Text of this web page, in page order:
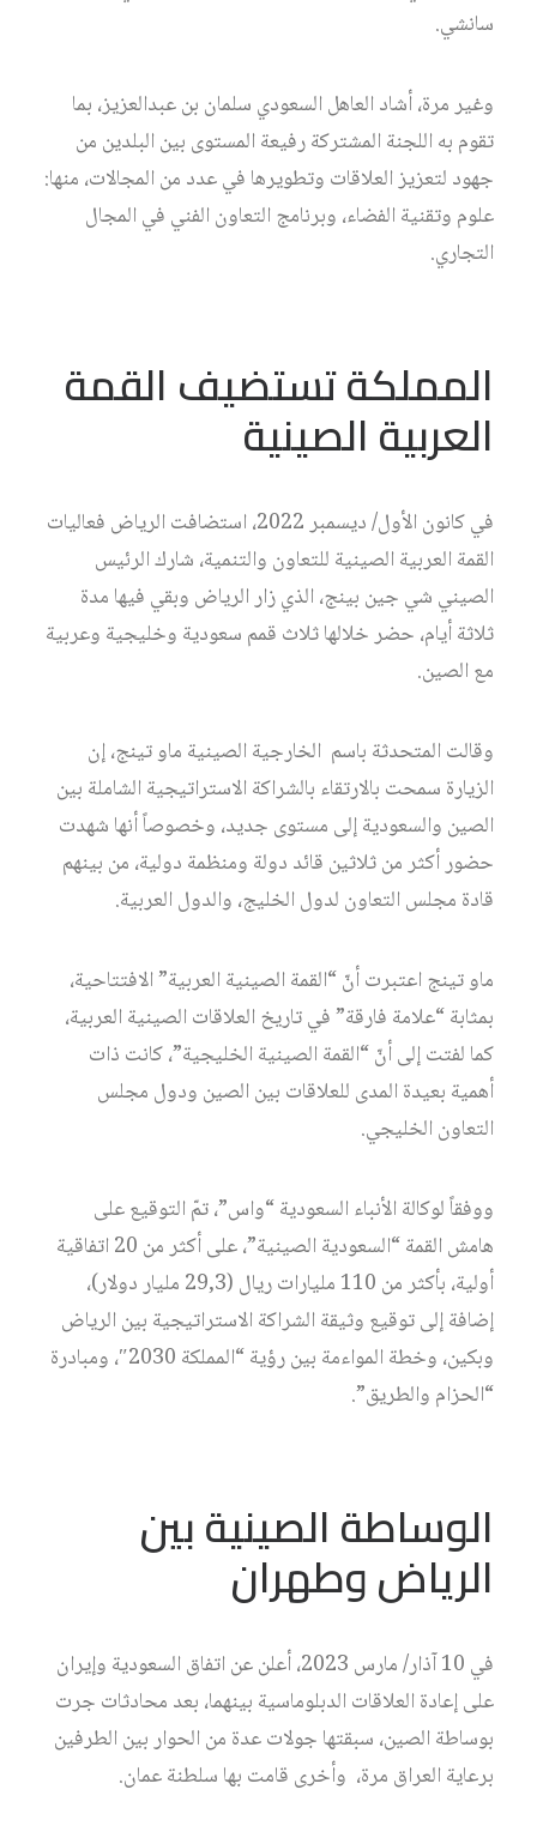
سانشي.
وغير مرة، أشاد العاهل السعودي سلمان بن عبدالعزيز، بما
تقوم به اللجنة المشتركة رفيعة المستوى بين البلدين من
جهود لتعزيز العلاقات وتطويرها في عدد من المجالات، منها:
علوم وتقنية الفضاء، وبرنامج التعاون الفني في المجال
التجاري.
المملكة تستضيف القمة
العربية الصينية
في كانون الأول/ ديسمبر 2022، استضافت الرياض فعاليات
القمة العربية الصينية للتعاون والتنمية، شارك الرئيس
الصيني شي جين بينج، الذي زار الرياض وبقي فيها مدة
ثلاثة أيام، حضر خلالها ثلاث قمم سعودية وخليجية وعربية
مع الصين.
وقالت المتحدثة باسم الخارجية الصينية ماو تينج، إن
الزيارة سمحت بالارتقاء بالشراكة الاستراتيجية الشاملة بين
الصين والسعودية إلى مستوى جديد، وخصوصاً أنها شهدت
حضور أكثر من ثلاثين قائد دولة ومنظمة دولية، من بينهم
قادة مجلس التعاون لدول الخليج، والدول العربية.
ماو تينج اعتبرت أنّ “القمة الصينية العربية” الافتتاحية،
بمثابة “علامة فارقة” في تاريخ العلاقات الصينية العربية،
كما لفتت إلى أنّ “القمة الصينية الخليجية”، كانت ذات
أهمية بعيدة المدى للعلاقات بين الصين ودول مجلس
التعاون الخليجي.
ووفقاً لوكالة الأنباء السعودية “واس”، تمّ التوقيع على
هامش القمة “السعودية الصينية”، على أكثر من 20 اتفاقية
أولية، بأكثر من 110 مليارات ريال (29,3 مليار دولار)،
إضافة إلى توقيع وثيقة الشراكة الاستراتيجية بين الرياض
وبكين، وخطة المواءمة بين رؤية “المملكة 2030″، ومبادرة
“الحزام والطريق”.
الوساطة الصينية بين
الرياض وطهران
في 10 آذار/ مارس 2023، أعلن عن اتفاق السعودية وإيران
على إعادة العلاقات الدبلوماسية بينهما، بعد محادثات جرت
بوساطة الصين، سبقتها جولات عدة من الحوار بين الطرفين
برعاية العراق مرة، وأخرى قامت بها سلطنة عمان.